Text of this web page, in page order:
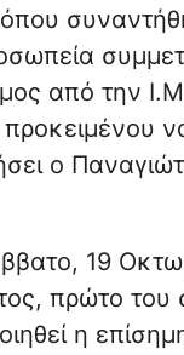
από την
ο
19
πρώτο του
η